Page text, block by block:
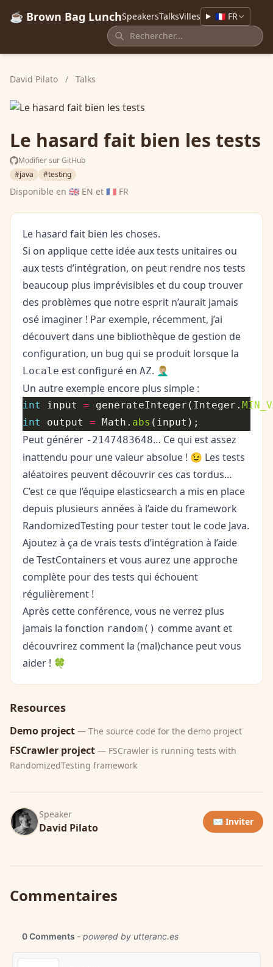
☕ Brown Bag LunchSpeakersTalksVilles 🇫🇷 FR
David Pilato / Talks
Le hasard fait bien les tests
Modifier sur GitHub
#java
#testing
Disponible en 🇬🇧 EN et 🇫🇷 FR
Le hasard fait bien les choses.
Si on applique cette idée aux tests unitaires ou
aux tests d’intégration, on peut rendre nos tests
beaucoup plus imprévisibles et du coup trouver
des problèmes que notre esprit n’aurait jamais
osé imaginer ! Par exemple, récemment, j’ai
découvert dans une bibliothèque de gestion de
configuration, un bug qui se produit lorsque la
Locale est configuré en AZ. 🤦🏼‍♂️
Un autre exemple encore plus simple :
int input = generateInteger(Integer.
int
output = Math. abs
Peut générer -2147483648… Ce qui est assez
inattendu pour une valeur absolue ! 😉 Les tests
aléatoires peuvent découvrir ces cas tordus…
C’est ce que l’équipe elasticsearch a mis en place
depuis plusieurs années à l’aide du framework
RandomizedTesting pour tester tout le code Java.
Ajoutez à ça de vrais tests d’intégration à l’aide
deTestContainers et vous aurez une approche
complète pour des tests qui échouent
régulièrement !
Après cette conférence, vous ne verrez plus
jamais la fonction random() comme avant et
découvrirez comment la (mal)chance peut vous
aider ! 🍀
Resources
Demo project — The source code for the demo project
FSCrawler project — FSCrawler is running tests with
RandomizedTesting framework
Speaker
David Pilato ✉️ Inviter
Commentaires